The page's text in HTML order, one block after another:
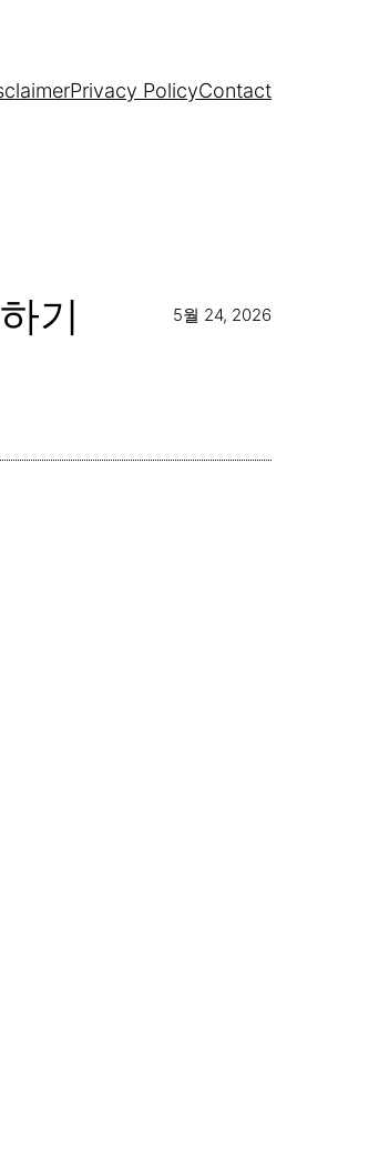
Privacy PolicyContact
기 5월 24, 2026